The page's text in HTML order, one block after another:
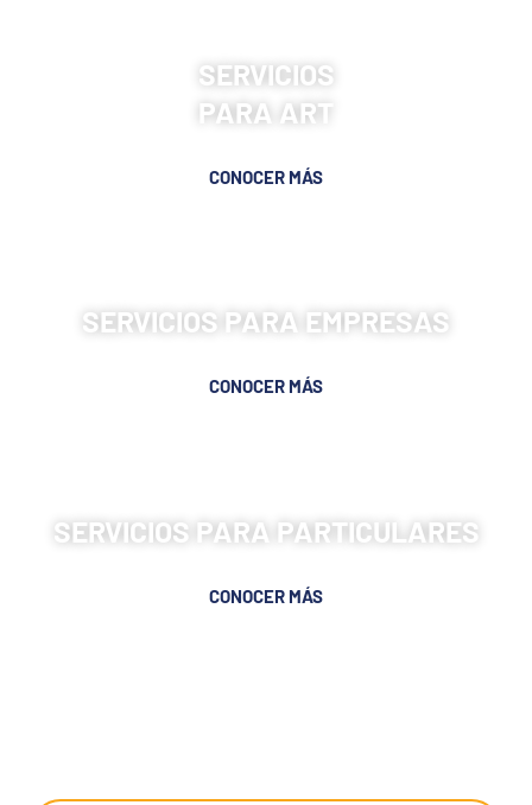
SERVICIOS
PARA ART
CONOCER MÁS
SERVICIOS PARA EMPRESAS
CONOCER MÁS
SERVICIOS PARA PARTICULARES
CONOCER MÁS